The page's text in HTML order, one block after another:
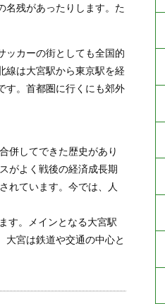
名残があったりします。た
ッカーの街としても全国的
線は大宮駅から東京駅を経
す。首都圏に行くにも郊外
併してできた歴史があり
がよく戦後の経済成長期
れています。今では、人
す。メインとなる大宮駅
大宮は鉄道や交通の中心と